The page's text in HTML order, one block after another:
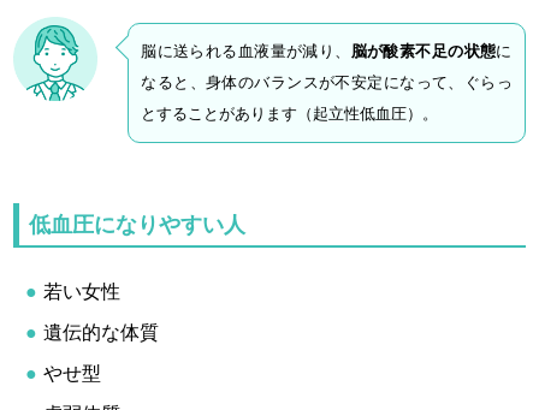
脳に送られる血液量が減り、 脳が酸素不足の状態に
なると、身体のバランスが不安定になって、ぐらっ
とすることがあります（起立性低血圧）。
低血圧になりやすい人
若い女性
遺伝的な体質
やせ型